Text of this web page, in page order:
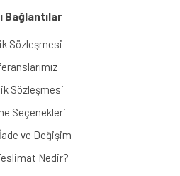
Bağlantılar
Sözleşmesi
Sözleşmesi
Seçenekleri
ve Değişim
Nedir?